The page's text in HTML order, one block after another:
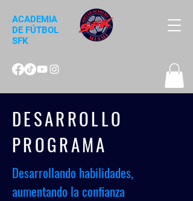
ACADEMIA
DE FÚTBOL
SFK
DESARROLLO
PROGRAMA
Desarrollando habilidades,
aumentando la confianza